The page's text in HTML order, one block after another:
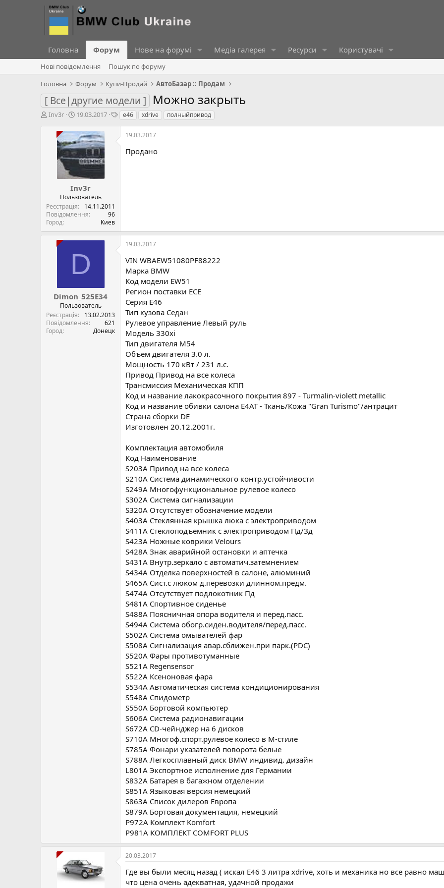
Головна Форум Нове на форумі Медіа галерея Ресурси Користувачі
Нові повідомлення
Пошук по форуму
Головна
Форум Купи-Продай АвтоБазар :: Продам
[ Все|другие модели ] Можно закрыть
А
Inv3r
Д
т
а
с
т
о
р
е
н
н
19.03.2017
Т
и
e46 xdrive полныйпривод
Inv3r
Пользователь
Реєстрація
14.11.2011
Повідомлення
96
Город
Киев
19.03.2017
Продано
D
Dimon_525E34
Пользователь
Реєстрація
13.02.2013
Повідомлення
621
Город
Донецк
19.03.2017
VIN WBAEW51080PF88222
Марка BMW
Код модели EW51
Регион поставки ECE
Серия E46
Тип кузова Седан
Рулевое управление Левый руль
Модель 330xi
Тип двигателя M54
Объем двигателя 3.0 л.
Мощность 170 кВт / 231 л.с.
Привод Привод на все колеса
Трансмиссия Механическая КПП
Код и название лакокрасочного покрытия 897 - Turmalin-violett metallic
Код и название обивки салона E4AT - Ткань/Кожа "Gran Turismo"/антрацит
Страна сборки DE
Изготовлен 20.12.2001г.
Комплектация автомобиля
Код Наименование
S203A Привод на все колеса
S210A Система динамического контр.устойчивости
S249A Многофункциональное рулевое колесо
S302A Система сигнализации
S320A Отсутствует обозначение модели
S403A Стеклянная крышка люка с электроприводом
S411A Стеклоподъемник с электроприводом Пд/Зд
S423A Ножные коврики Velours
S428A Знак аварийной остановки и аптечка
S431A Внутр.зеркало с автоматич.затемнением
S434A Отделка поверхностей в салоне, алюминий
S465A Сист.с люком д.перевозки длинном.предм.
S474A Отсутствует подлокотник Пд
S481A Спортивное сиденье
S488A Поясничная опора водителя и перед.пасс.
S494A Система обогр.сиден.водителя/перед.пасс.
S502A Система омывателей фар
S508A Сигнализация авар.сближен.при парк.(PDC)
S520A Фары противотуманные
S521A Regensensor
S522A Ксеноновая фара
S534A Автоматическая система кондиционирования
S548A Спидометр
S550A Бортовой компьютер
S606A Система радионавигации
S672A CD-чейнджер на 6 дисков
S710A Многоф.спорт.рулевое колесо в M-стиле
S785A Фонари указателей поворота белые
S788A Легкосплавный диск BMW индивид. дизайн
L801A Экспортное исполнение для Германии
S832A Батарея в багажном отделении
S851A Языковая версия немецкий
S863A Список дилеров Европа
S879A Бортовая документация, немецкий
P972A Комплект Komfort
P981A КОМПЛЕКТ COMFORT PLUS
20.03.2017
Где вы были месяц назад ( искал Е46 3 литра xdrive, хоть и механика но все равно
что цена очень адекватная, удачной продажи